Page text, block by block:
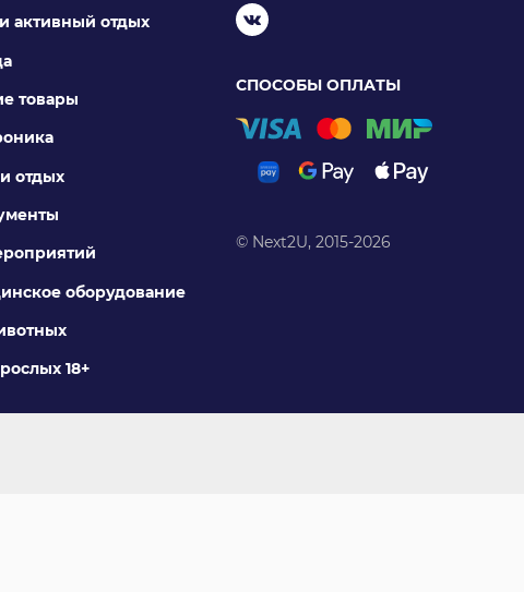
активный отдых
товары
отдых
оборудование
18+
СПОСОБЫ ОПЛАТЫ
© Next2U, 2015-2026